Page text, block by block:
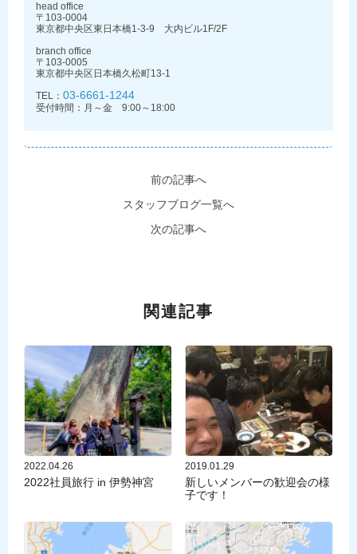
head office
〒103-0004
東京都中央区東日本橋1-3-9 大内ビル1F/2F
branch office
〒103-0005
東京都中央区日本橋久松町13-1
TEL： 03-6661-1244
受付時間：月～金 9:00～18:00
前の記事へ
スタッフブログ一覧へ
次の記事へ
関連記事
2022.04.26
2022社員旅行 in 伊勢神宮
2019.01.29
新しいメンバーの歓迎会の様
子です！